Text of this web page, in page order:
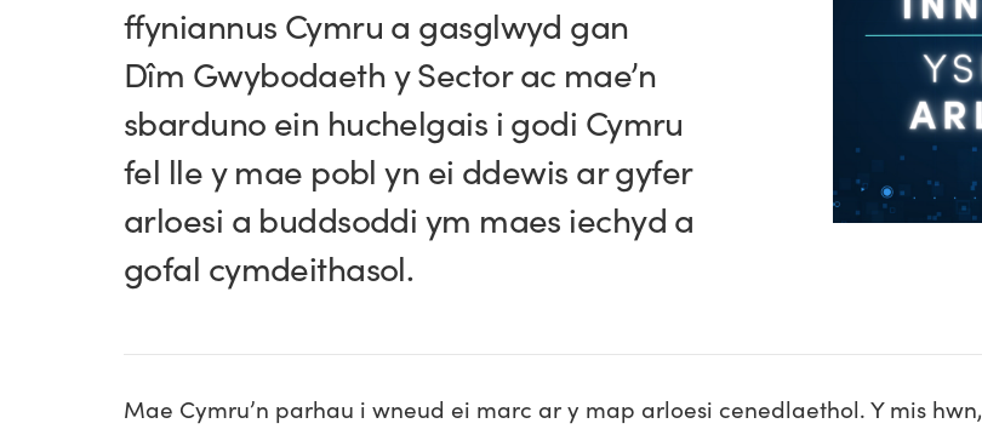
ffyniannus Cymru a gasglwyd gan
Dîm Gwybodaeth y Sector ac mae’n
sbarduno ein huchelgais i godi Cymru
fel lle y mae pobl yn ei ddewis ar gyfer
arloesi a buddsoddi ym maes iechyd a
gofal cymdeithasol.
Mae Cymru’n parhau i wneud ei marc ar y map arloesi cenedlaethol. Y mis hwn,